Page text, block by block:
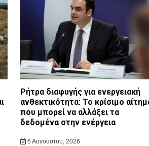
Ρήτρα διαφυγής για ενεργειακή
ανθεκτικότητα: Το κρίσιμο
που μπορεί να αλλάξει τα
δεδομένα στην ενέργεια
6 Αυγούστου, 2026